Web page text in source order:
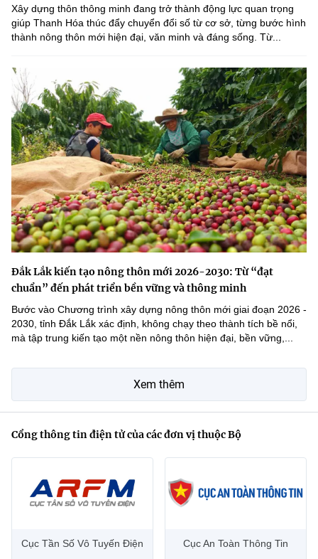
Xây dựng thôn thông minh đang trở thành động lực quan trọng
giúp Thanh Hóa thúc đẩy chuyển đổi số từ cơ sở, từng bước hình
thành nông thôn mới hiện đại, văn minh và đáng sống. Từ...
Đắk Lắk kiến tạo nông thôn mới 2026-2030: Từ “đạt
chuẩn” đến phát triển bền vững và thông minh
Bước vào Chương trình xây dựng nông thôn mới giai đoạn 2026 -
2030, tỉnh Đắk Lắk xác định, không chạy theo thành tích bề nổi,
mà tập trung kiến tạo một nền nông thôn hiện đại, bền vững,...
Xem thêm
Cổng thông tin điện tử của các đơn vị thuộc Bộ
Cục Tần Số Vô Tuyến Điện Cục An Toàn Thông Tin